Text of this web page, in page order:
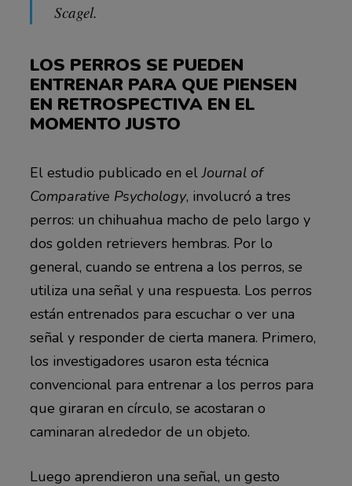
Scagel.
LOS PERROS SE PUEDEN
ENTRENAR PARA QUE PIENSEN
EN RETROSPECTIVA EN EL
MOMENTO JUSTO
El estudio publicado en elJournal of
Comparative Psychology, involucró a tres
perros: un chihuahua macho de pelo largo y
dos golden retrievers hembras. Por lo
general, cuando se entrena a los perros, se
utiliza una señal y una respuesta. Los perros
están entrenados para escuchar o ver una
señal y responder de cierta manera. Primero,
los investigadores usaron esta técnica
convencional para entrenar a los perros para
que giraran en círculo, se acostaran o
caminaran alrededor de un objeto.
Luego aprendieron una señal, un gesto